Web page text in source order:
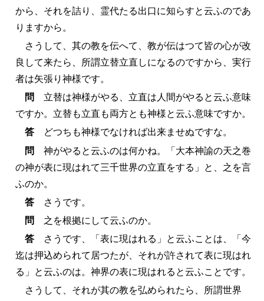
から、それを詰り、霊代たる出口に知らすと云ふのであ
りますから。
さうして、其の教を伝へて、教が伝はつて皆の心が改
良して来たら、所謂立替立直しになるのですから、実行
者は矢張り神様です。
問 立替は神様がやる、立直は人間がやると云ふ意味
ですか。立替も立直も両方とも神様と云ふ意味ですか。
答どつちも神様でなければ出来ませぬですな。
問 神がやると云ふのは何かね。「大本神諭の天之巻
の神が表に現はれて三千世界の立直をする」と、之を言
ふのか。
答さうです。
問 之を根拠にして云ふのか。
答さうです、「表に現はれる」と云ふことは、「今
迄は押込められて居つたが、それが許されて表に現はれ
る」と云ふのは。神界の表に現はれると云ふことです。
さうして、それが其の教を弘められたら、所謂世界